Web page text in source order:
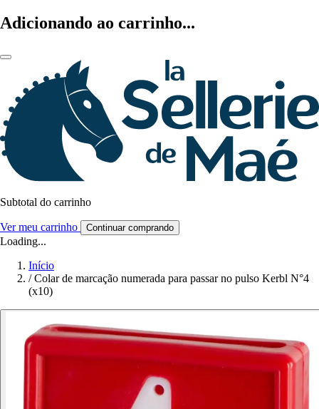
Adicionando ao carrinho...
Subtotal do carrinho
Ver meu carrinho Continuar comprando
Loading...
Início
/ Colar de marcação numerada para passar no pulso Kerbl N°4
(x10)